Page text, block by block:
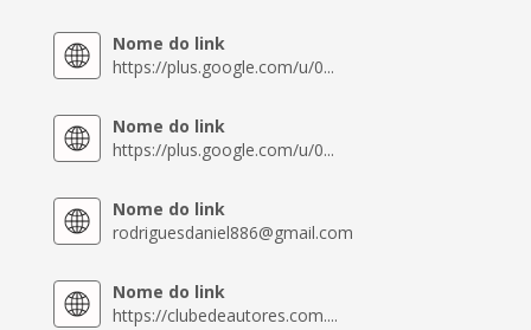
Nome do link
https://plus.google.com/u/0...
Nome do link
https://plus.google.com/u/0...
Nome do link
rodriguesdaniel886@gmail.com
Nome do link
https://clubedeautores.com....